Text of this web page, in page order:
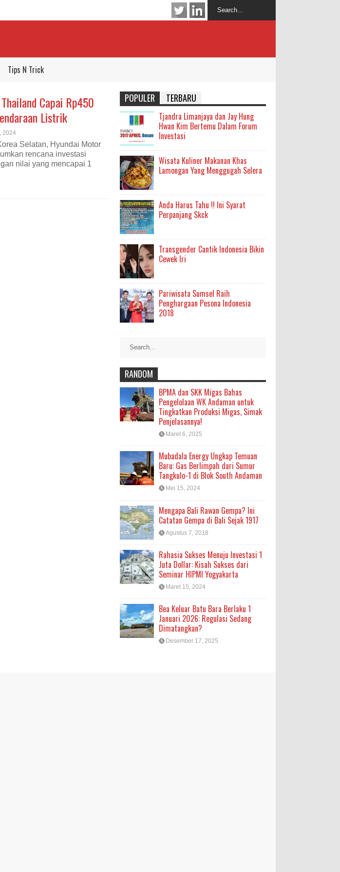
Tips N Trick
Capai Rp450
Listrik
2024
Selatan, Hyundai Motor
rencana investasi
nilai yang mencapai 1
POPULER TERBARU
Tjandra Limanjaya dan Jay Hung
Hwan Kim Bertemu Dalam Forum
Investasi
Wisata Kuliner Makanan Khas
Lamongan Yang Menggugah Selera
Anda Harus Tahu !! Ini Syarat
Perpanjang Skck
Transgender Cantik Indonesia Bikin
Cewek Iri
Pariwisata Sumsel Raih
Penghargaan Pesona Indonesia
2018
RANDOM
BPMA dan SKK Migas Bahas
Pengelolaan WK Andaman untuk
Tingkatkan Produksi Migas, Simak
Penjelasannya!
Maret 6, 2025
Mubadala Energy Ungkap Temuan
Baru: Gas Berlimpah dari Sumur
Tangkulo-1 di Blok South Andaman
Mei 15, 2024
Mengapa Bali Rawan Gempa? Ini
Catatan Gempa di Bali Sejak 1917
Agustus 7, 2018
Rahasia Sukses Menuju Investasi 1
Juta Dollar: Kisah Sukses dari
Seminar HIPMI Yogyakarta
Maret 15, 2024
Bea Keluar Batu Bara Berlaku 1
Januari 2026: Regulasi Sedang
Dimatangkan?
Desember 17, 2025